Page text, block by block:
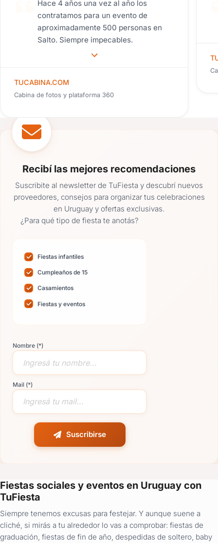
Hace 4 años una vez al año los
contratamos para un evento de
aproximadamente 500 personas en
Salto. Siempre impecables.
TUCABINA.COM
Cabina de fotos y plataforma 360
Recibí las mejores recomendaciones
Suscribite al newsletter de TuFiesta y descubrí nuevos
proveedores, consejos para organizar tus celebraciones
en Uruguay y ofertas exclusivas.
¿Para qué tipo de fiesta te anotás?
Fiestas infantiles
Cumpleaños de 15
Casamientos
Fiestas y eventos
Nombre (*)
Mail (*)
Suscribirse
Fiestas sociales y eventos en Uruguay con
TuFiesta
Siempre tenemos excusas para festejar. Y aunque suene a
cliché, si mirás a tu alrededor lo vas a comprobar: fiestas de
graduación, fiestas de fin de año, despedidas de soltero, baby